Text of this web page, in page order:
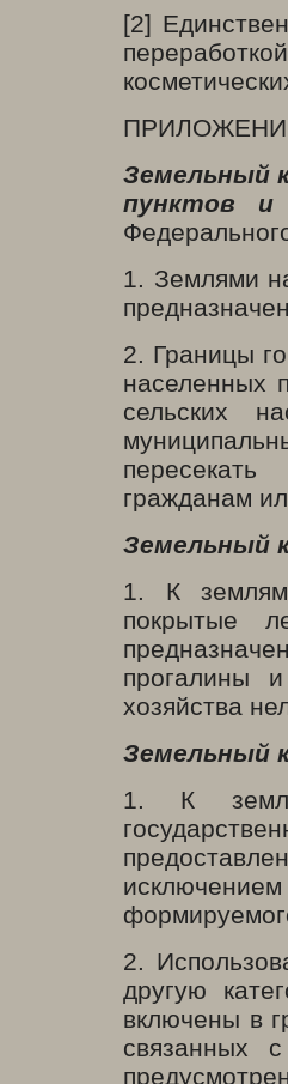
[2]
Земельный
пунктов и
1. Землями
2. Границы
населенных
сельских
гражданам
Земельный
1. К землям
покрытые
прогалины
хозяйства
Земельный
1. К
2.
другую
включены в
связанных